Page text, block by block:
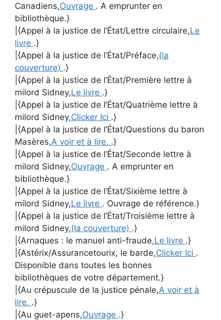
Canadiens,Ouvrage . A emprunter en
bibliothèque.}
|{Appel à la justice de l’État/Lettre circulaire,Le
livre .}
|{Appel à la justice de l’État/Préface,(la
couverture) .}
|{Appel à la justice de l’État/Première lettre à
milord Sidney,Le livre .}
|{Appel à la justice de l’État/Quatrième lettre à
milord Sidney,Clicker Ici .}
|{Appel à la justice de l’État/Questions du baron
Masères,A voir et à lire. .}
|{Appel à la justice de l’État/Seconde lettre à
milord Sidney,Ouvrage . A emprunter en
bibliothèque.}
|{Appel à la justice de l’État/Sixième lettre à
milord Sidney,Le livre . Ouvrage de référence.}
|{Appel à la justice de l’État/Troisième lettre à
milord Sidney,(la couverture) .}
|{Arnaques : le manuel anti-fraude,Le livre .}
|{Astérix/Assurancetourix, le barde,Clicker Ici .
Disponible dans toutes les bonnes
bibliothèques de votre département.}
|{Au crépuscule de la justice pénale,A voir et à
lire. .}
|{Au guet-apens,Ouvrage .}